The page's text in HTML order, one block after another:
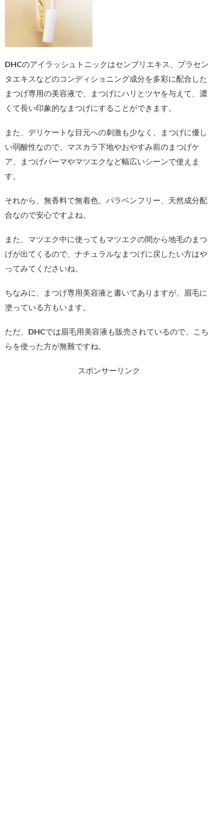
DHCのアイラッシュトニックはセンブリエキス、プラセン
タエキスなどのコンディショニング成分を多彩に配合した
まつげ専用の美容液で、まつげにハリとツヤを与えて、濃
くて長い印象的なまつげにすることができます。
また、デリケートな目元への刺激も少なく、まつげに優し
い弱酸性なので、マスカラ下地やおやすみ前のまつげケ
ア、まつげパーマやマツエクなど幅広いシーンで使えま
す。
それから、無香料で無着色、パラベンフリー、天然成分配
合なので安心ですよね。
また、マツエク中に使ってもマツエクの間から地毛のまつ
げが出てくるので、ナチュラルなまつげに戻したい方はや
ってみてくださいね。
ちなみに、まつげ専用美容液と書いてありますが、眉毛に
塗っている方もいます。
ただ、DHCでは眉毛用美容液も販売されているので、こち
らを使った方が無難ですね。
スポンサーリンク